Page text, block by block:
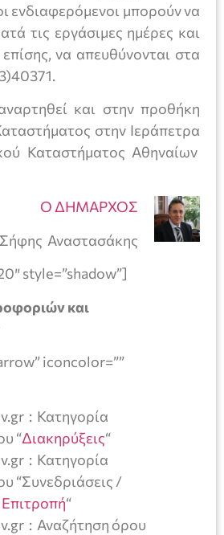
ενδιαφερόμενοι μπορούν να
τις εργάσιμες ημέρες και
να απευθύνονται στα
και στην προθήκη
στην Ιεράπετρα
Καταστήματος Αθηναίων
Ο ΔΗΜΑΡΧΟΣ
Σήφης Αναστασάκης
style=”shadow”]
και
iconcolor=””
: Κατηγορία
“Διακηρύξεις“
: Κατηγορία
“Συνεδριάσεις /
“
: Αναζήτηση όρου